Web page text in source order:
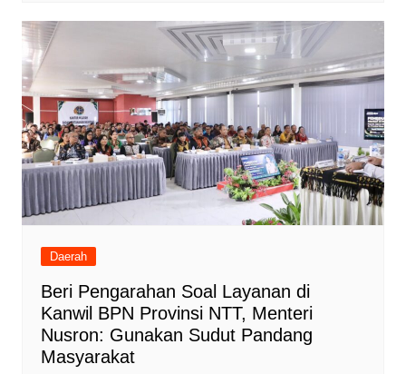
Daerah
Beri Pengarahan Soal Layanan di
Kanwil BPN Provinsi NTT, Menteri
Nusron: Gunakan Sudut Pandang
Masyarakat